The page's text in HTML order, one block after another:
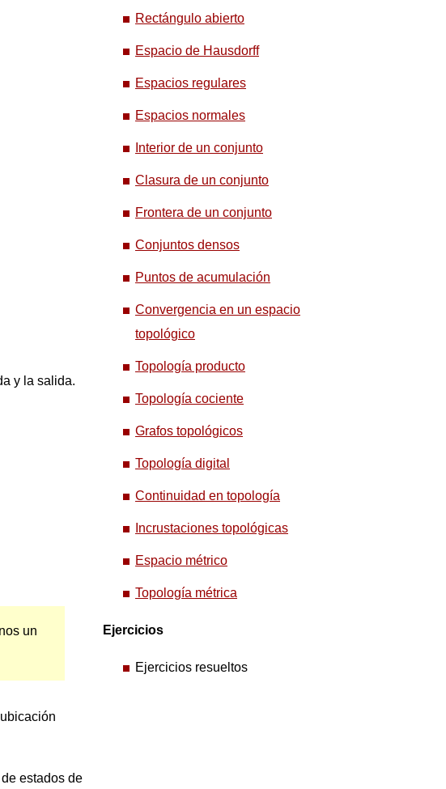
y la salida.
un
estados de
Rectángulo abierto
Espacio de Hausdorff
Espacios regulares
Espacios normales
Interior de un conjunto
Clasura de un conjunto
Frontera de un conjunto
Conjuntos densos
Puntos de acumulación
Convergencia en un espacio
topológico
Topología producto
Topología cociente
Grafos topológicos
Topología digital
Continuidad en topología
Incrustaciones topológicas
Espacio métrico
Topología métrica
Ejercicios
Ejercicios resueltos